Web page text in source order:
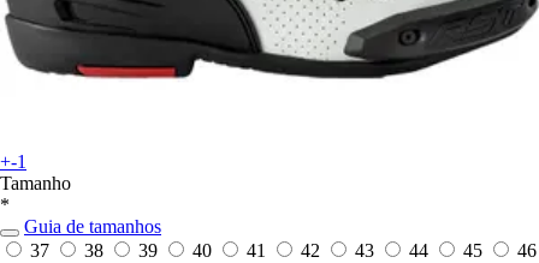
+-1
Tamanho
*
Guia de tamanhos
37
38 39 40 41 42 43 44 45
46